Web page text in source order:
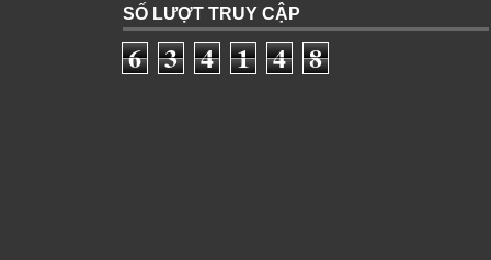
SỐ LƯỢT TRUY CẬP
6 3 4 1 4 8